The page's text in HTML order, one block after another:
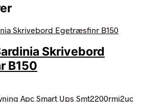
Skrivebord
B150